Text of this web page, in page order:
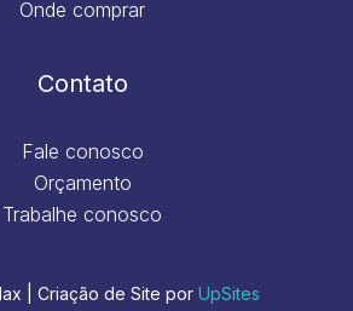
Onde comprar
Contato
Fale conosco
Orçamento
Trabalhe conosco
| Criação de Site por UpSites